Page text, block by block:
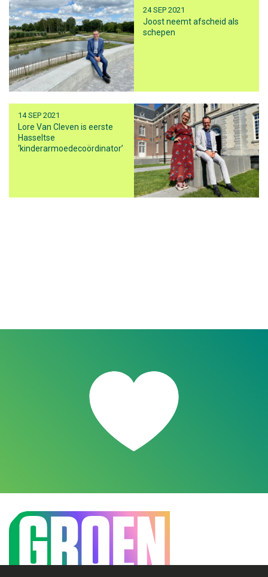
24 SEP 2021
Joost neemt afscheid als
schepen
14 SEP 2021
Lore Van Cleven is eerste
Hasseltse
‘kinderarmoedecoördinator’